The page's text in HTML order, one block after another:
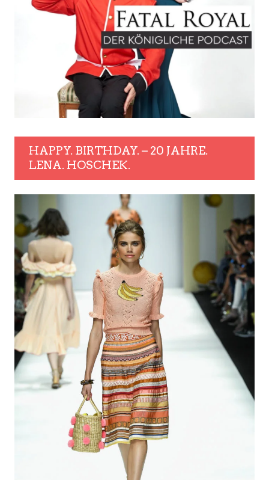
HAPPY. BIRTHDAY. – 20 JAHRE.
LENA. HOSCHEK.